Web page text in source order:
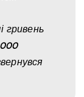
гривень